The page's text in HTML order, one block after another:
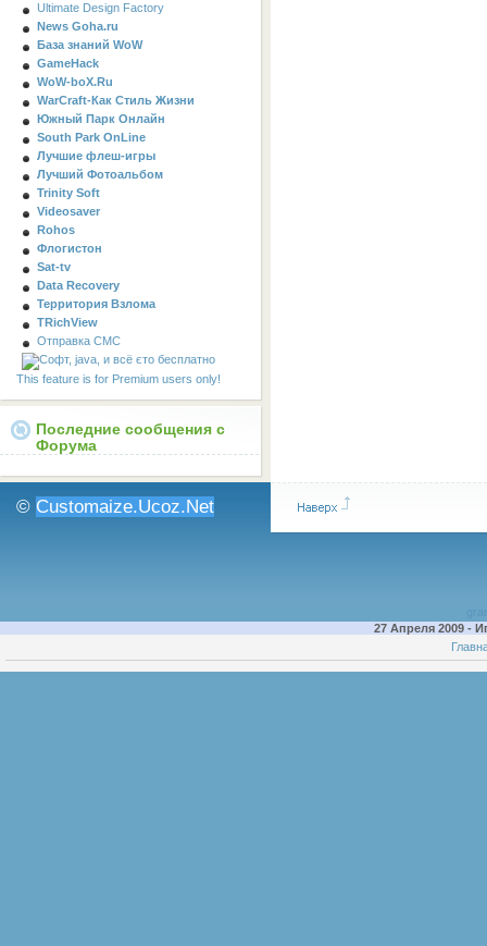
Ultimate Design Factory
News Goha.ru
База знаний WoW
GameHack
WoW-boX.Ru
WarCraft-Как Стиль Жизни
Южный Парк Онлайн
South Park OnLine
Лучшие флеш-игры
Лучший Фотоальбом
Trinity Soft
Videosaver
Rohos
Флогистон
Sat-tv
Data Recovery
Территория Взлома
TRichView
Отправка СМС
This feature is for Premium users only!
Последние сообщения с
Форума
© Customaize.Ucoz.Net
27 Апреля 2009 -